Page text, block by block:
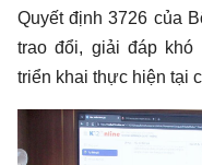
Quyết định 3726 của
trao đổi, giải đáp khó
triển khai thực hiện tại